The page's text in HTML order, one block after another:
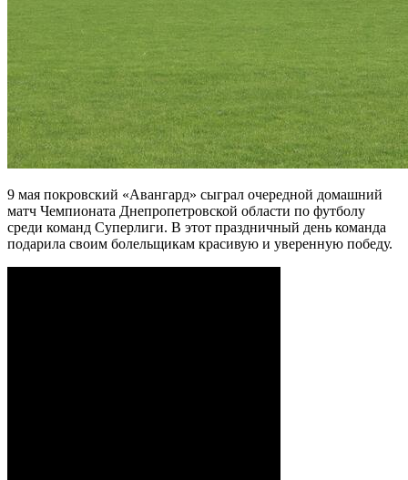
9 мая покровский «Авангард» сыграл очередной домашний
матч Чемпионата Днепропетровской области по футболу
среди команд Суперлиги. В этот праздничный день команда
подарила своим болельщикам красивую и уверенную победу.